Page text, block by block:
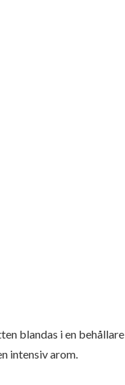
blandas i en behållare
intensiv arom.